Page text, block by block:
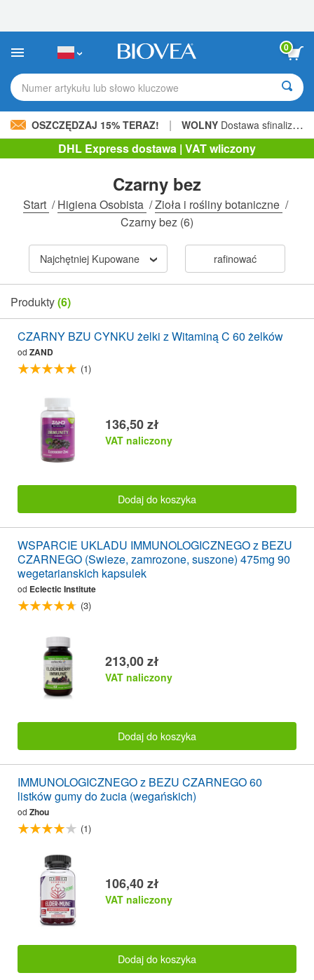
strona
internetowa
zawiera
ułatwień
dostępu.
0
Numer artykułu lub słowo kluczowe
OSZCZĘDZAJ 15% TERAZ! | WOLNY Dostawa sfinalizowana 205,00 zł »
DHL Express dostawa | VAT wliczony
Czarny bez
Start /Higiena Osobista /Zioła i rośliny botaniczne /
Czarny bez (6)
Najchętniej Kupowane rafinować
Produkty(6)
CZARNY BZU CYNKU żelki z Witaminą C 60 żelków
od ZAND
(1)
136,50 zł
VAT naliczony
Dodaj do koszyka
WSPARCIE UKLADU IMMUNOLOGICZNEGO z BEZU
CZARNEGO (Swieze, zamrozone, suszone) 475mg 90
wegetarianskich kapsulek
od Eclectic Institute
(3)
213,00 zł
VAT naliczony
Dodaj do koszyka
IMMUNOLOGICZNEGO z BEZU CZARNEGO 60
listków gumy do żucia (wegańskich)
od Zhou
(1)
106,40 zł
VAT naliczony
Dodaj do koszyka